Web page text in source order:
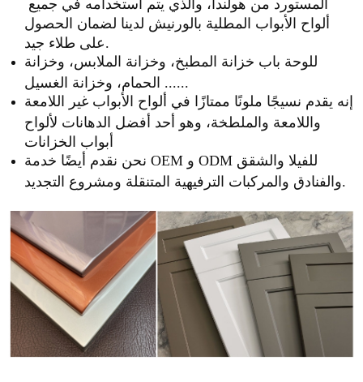
ألواح الأبواب المطلية بالورنيش لدينا لضمان الحصول
للوحة باب خزانة المطبخ، وخزانة الملابس، وخزانة
إنه يقدم نسيجًا ملونًا ممتازًا في ألواح الأبواب غير اللامعة
واللامعة والملطخة، وهو أحد أفضل الدهانات لألواح
أبواب الخزانات
نحن نقدم أيضًا خدمة OEM و ODM للفيلا والشقق